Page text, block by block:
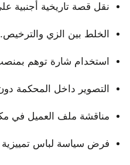
نقل قصة تاريخية أجنبية
الخلط بين الزي والترخيص.
استخدام شارة توهم
التصوير داخل المحكمة
مناقشة ملف العميل في
فرض سياسة لباس